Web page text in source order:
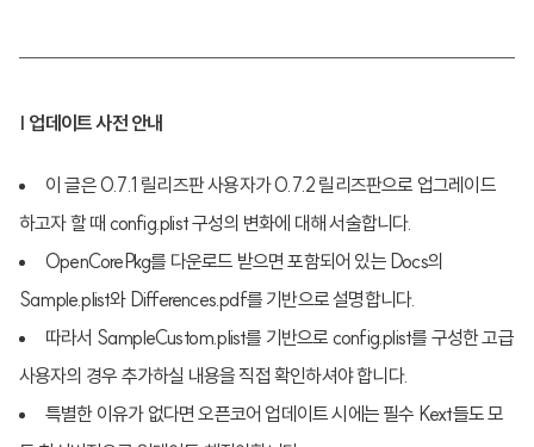
| 업데이트 사전 안내
이 글은 0.7.1 릴리즈판 사용자가 0.7.2 릴리즈판으로 업그레이드
하고자 할 때 config.plist 구성의 변화에 대해 서술합니다.
OpenCorePkg를 다운로드 받으면 포함되어 있는 Docs의
Sample.plist와 Differences.pdf를 기반으로 설명합니다.
따라서 SampleCustom.plist를 기반으로 config.plist를 구성한 고급
사용자의 경우 추가하실 내용을 직접 확인하셔야 합니다.
특별한 이유가 없다면 오픈코어 업데이트 시에는 필수 Kext들도 모